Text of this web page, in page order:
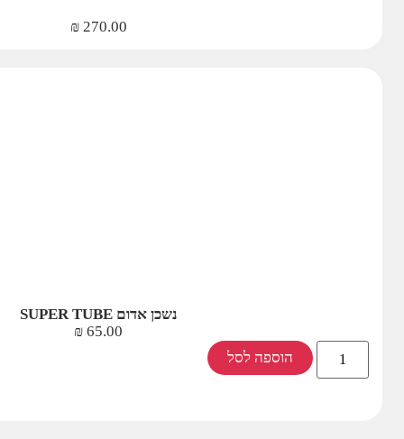
270.00
₪
נשכן אדום SUPER TUBE
65.00
₪
הוספה לסל